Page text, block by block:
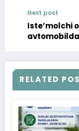
Next post
Iste’molchi
RELATED